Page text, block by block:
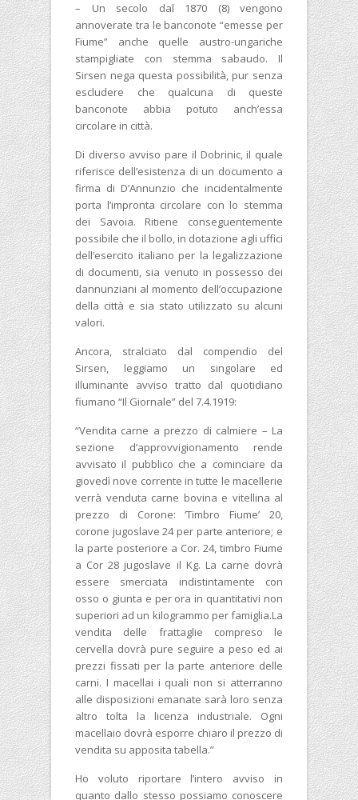
– Un secolo dal 1870 (8) vengono
annoverate tra le banconote “emesse per
Fiume” anche quelle austro-ungariche
stampigliate con stemma sabaudo. Il
Sirsen nega questa possibilità, pur senza
escludere che qualcuna di queste
banconote abbia potuto anch’essa
circolare in città.
Di diverso avviso pare il Dobrinic, il quale
riferisce dell’esistenza di un documento a
firma di D’Annunzio che incidentalmente
porta l’impronta circolare con lo stemma
dei Savoia. Ritiene conseguentemente
possibile che il bollo, in dotazione agli uffici
dell’esercito italiano per la legalizzazione
di documenti, sia venuto in possesso dei
dannunziani al momento dell’occupazione
della città e sia stato utilizzato su alcuni
valori.
Ancora, stralciato dal compendio del
Sirsen, leggiamo un singolare ed
illuminante avviso tratto dal quotidiano
fiumano “Il Giornale” del 7.4.1919:
“Vendita carne a prezzo di calmiere – La
sezione d’approvvigionamento rende
avvisato il pubblico che a cominciare da
giovedì nove corrente in tutte le macellerie
verrà venduta carne bovina e vitellina al
prezzo di Corone: ‘Timbro Fiume’ 20,
corone jugoslave 24 per parte anteriore; e
la parte posteriore a Cor. 24, timbro Fiume
a Cor 28 jugoslave il Kg. La carne dovrà
essere smerciata indistintamente con
osso o giunta e per ora in quantitativi non
superiori ad un kilogrammo per famiglia.La
vendita delle frattaglie compreso le
cervella dovrà pure seguire a peso ed ai
prezzi fissati per la parte anteriore delle
carni. I macellai i quali non si atterranno
alle disposizioni emanate sarà loro senza
altro tolta la licenza industriale. Ogni
macellaio dovrà esporre chiaro il prezzo di
vendita su apposita tabella.”
Ho voluto riportare l’intero avviso in
quanto dallo stesso possiamo conoscere